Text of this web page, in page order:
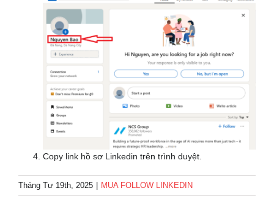
Copy link hồ sơ Linkedin trên trình duyệt.
Tháng Tư 19th, 2025 | MUA FOLLOW LINKEDIN